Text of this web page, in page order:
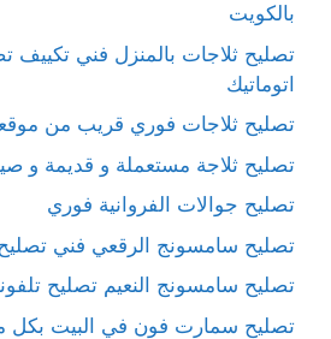
بالكويت
تصليح ثلاجات بالمنزل فني تكييف
اتوماتيك
تصليح ثلاجات فوري قريب من
تصليح ثلاجة مستعملة و قديمة و
تصليح جوالات الفروانية فوري
تصليح سامسونج الرقعي فني
تصليح سامسونج النعيم تصليح
تصليح سمارت فون في البيت بكل